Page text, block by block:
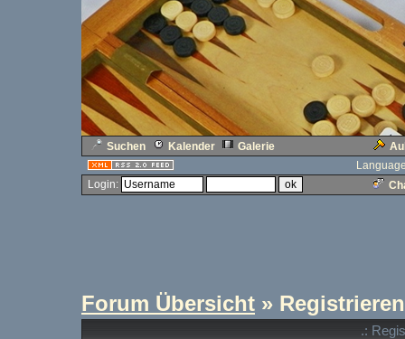
Suchen Kalender Galerie
Login:
Forum Übersicht » Registrieren
.: